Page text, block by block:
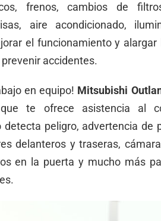
frenos, cambios de
aire acondicionado,
el funcionamiento y
accidentes.
en equipo! Mitsubishi
te ofrece asistencia al
peligro, advertencia de
delanteros y traseras,
en la puerta y mucho más